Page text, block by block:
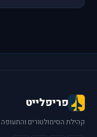
פריפלייט
קהילת הסימולטורים והתעופה